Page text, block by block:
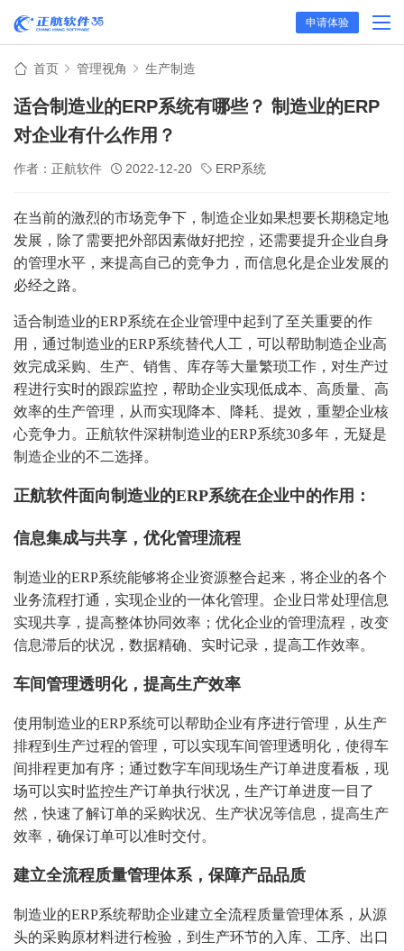
申请体验
首页 管理视角 生产制造
适合制造业的ERP系统有哪些？ 制造业的ERP
对企业有什么作用？
作者：正航软件 2022-12-20 ERP系统
在当前的激烈的市场竞争下，制造企业如果想要长期稳定地
发展，除了需要把外部因素做好把控，还需要提升企业自身
的管理水平，来提高自己的竞争力，而信息化是企业发展的
必经之路。
适合制造业的ERP系统在企业管理中起到了至关重要的作
用，通过制造业的ERP系统替代人工，可以帮助制造企业高
效完成采购、生产、销售、库存等大量繁琐工作，对生产过
程进行实时的跟踪监控，帮助企业实现低成本、高质量、高
效率的生产管理，从而实现降本、降耗、提效，重塑企业核
心竞争力。正航软件深耕制造业的ERP系统30多年，无疑是
制造企业的不二选择。
正航软件面向制造业的ERP系统在企业中的作用：
信息集成与共享，优化管理流程
制造业的ERP系统能够将企业资源整合起来，将企业的各个
业务流程打通，实现企业的一体化管理。企业日常处理信息
实现共享，提高整体协同效率；优化企业的管理流程，改变
信息滞后的状况，数据精确、实时记录，提高工作效率。
车间管理透明化，提高生产效率
使用制造业的ERP系统可以帮助企业有序进行管理，从生产
排程到生产过程的管理，可以实现车间管理透明化，使得车
间排程更加有序；通过数字车间现场生产订单进度看板，现
场可以实时监控生产订单执行状况，生产订单进度一目了
然，快速了解订单的采购状况、生产状况等信息，提高生产
效率，确保订单可以准时交付。
建立全流程质量管理体系，保障产品品质
制造业的ERP系统帮助企业建立全流程质量管理体系，从源
头的采购原材料进行检验，到生产环节的入库、工序、出口